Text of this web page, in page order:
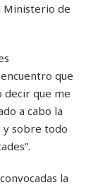
Ministerio de
que
decir que me
a cabo la
y sobre todo
la